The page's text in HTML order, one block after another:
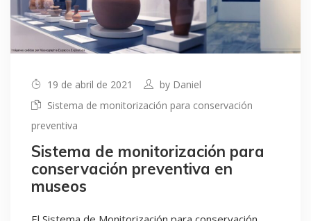
19 de abril de 2021 by Daniel
Sistema de monitorización para conservación
preventiva
Sistema de monitorización para
conservación preventiva en
museos